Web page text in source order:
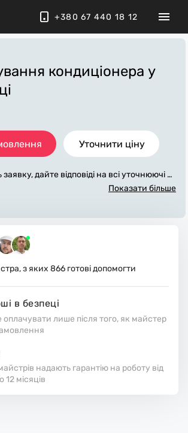
+380 67 440 18 12
кондиціонера у
Уточнити ціну
дайте відповіді на всі уточнюючі за
кондиціонера». Ми зв'яжемо
стежать за чистотою та прибирають
Показати більше
з яких 866 готові допомогти
в безпеці
лише після того, як майстер
надають гарантію на роботу від
12 місяців